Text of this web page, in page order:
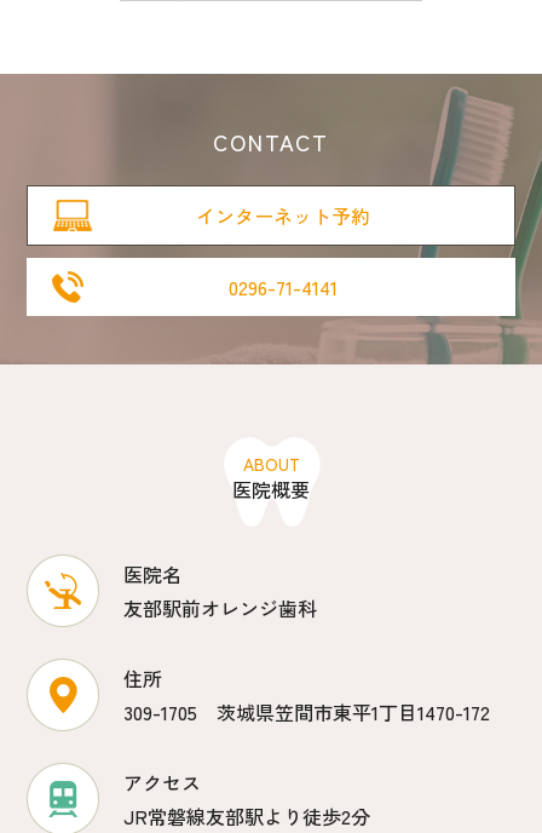
CONTACT
インターネット予約
0296-71-4141
ABOUT
医院概要
医院名
友部駅前オレンジ歯科
住所
309-1705 茨城県笠間市東平1丁目1470-172
アクセス
JR常磐線友部駅より徒歩2分